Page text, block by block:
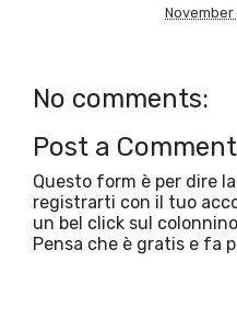
November
No comments:
Post a Comment
Questo form è per dire
registrarti con il tuo
un bel click sul
Pensa che è gratis e fa